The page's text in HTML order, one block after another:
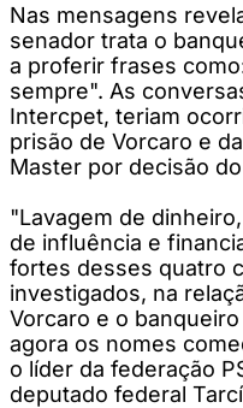
Nas mensagens
senador trata o
a proferir frases
sempre". As
Intercpet, teriam
prisão de Vorcaro e
Master por decisão
"Lavagem de
de influência e
fortes desses quatro
investigados, na
Vorcaro e o
agora os nomes
o líder da federação
deputado federal